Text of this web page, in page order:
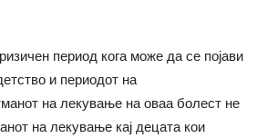
период кога може да се појави
и периодот на
на лекување на оваа болест не
на лекување кај децата кои